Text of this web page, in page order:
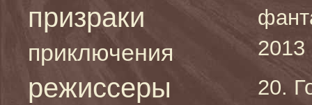
призраки
приключения
режиссеры
20.